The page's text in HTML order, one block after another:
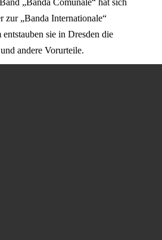
„Banda Comunale“ hat sich
zur „Banda Internationale“
sie in Dresden die
andere Vorurteile.